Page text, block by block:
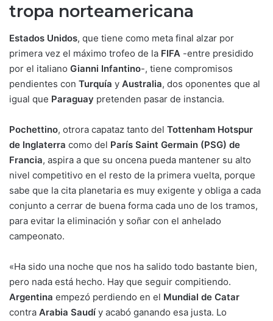
tropa norteamericana
Estados Unidos, que tiene como meta final alzar por
primera vez el máximo trofeo de la FIFA -entre presidido
por el italiano Gianni Infantino-, tiene compromisos
pendientes con Turquía y Australia, dos oponentes que al
igual que Paraguay pretenden pasar de instancia.
Pochettino, otrora capataz tanto del Tottenham Hotspur
de Inglaterra como del París Saint Germain (PSG) de
Francia, aspira a que su oncena pueda mantener su alto
nivel competitivo en el resto de la primera vuelta, porque
sabe que la cita planetaria es muy exigente y obliga a cada
conjunto a cerrar de buena forma cada uno de los tramos,
para evitar la eliminación y soñar con el anhelado
campeonato.
«Ha sido una noche que nos ha salido todo bastante bien,
pero nada está hecho. Hay que seguir compitiendo.
Argentina empezó perdiendo en el Mundial de Catar
contra Arabia Saudí y acabó ganando esa justa. Lo